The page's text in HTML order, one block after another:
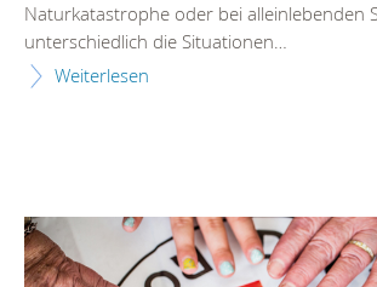
Naturkatastrophe oder bei alleinlebenden
unterschiedlich die Situationen…
Weiterlesen